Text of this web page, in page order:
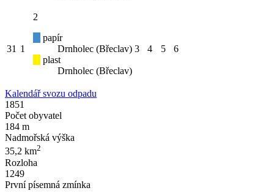
31 1
2
papír
Drnholec (Břeclav)
plast
Drnholec (Břeclav)
3 4 5 6
Kalendář svozu odpadu
1851
Počet obyvatel
184 m
Nadmořská výška
35,2 km2
Rozloha
1249
První písemná zmínka